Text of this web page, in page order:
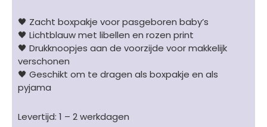
🖤 Zacht boxpakje voor pasgeboren baby’s
🖤 Lichtblauw met libellen en rozen print
🖤 Drukknoopjes aan de voorzijde voor makkelijk
verschonen
🖤 Geschikt om te dragen als boxpakje en als
pyjama
Levertijd: 1 – 2 werkdagen